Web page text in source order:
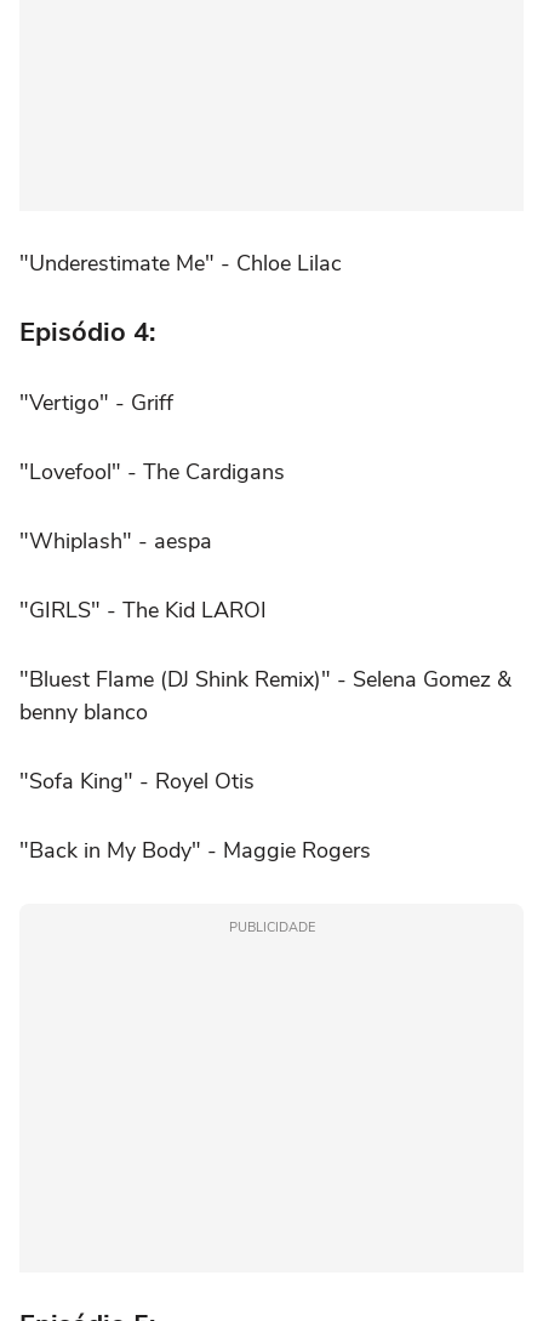
"Underestimate Me" - Chloe Lilac
Episódio 4:
"Vertigo" - Griff
"Lovefool" - The Cardigans
"Whiplash" - aespa
"GIRLS" - The Kid LAROI
"Bluest Flame (DJ Shink Remix)" - Selena Gomez &
benny blanco
"Sofa King" - Royel Otis
"Back in My Body" - Maggie Rogers
PUBLICIDADE